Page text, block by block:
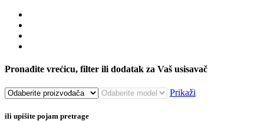
Pronađite vrećicu, filter ili dodatak za Vaš usisavač
Prikaži
ili upišite pojam pretrage